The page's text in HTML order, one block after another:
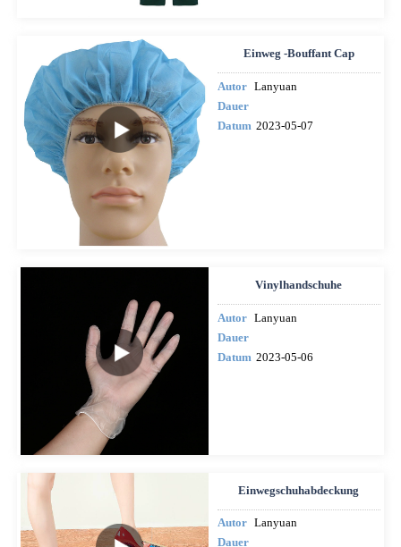
Einweg -Bouffant Cap
Autor Lanyuan
Dauer
Datum 2023-05-07
Vinylhandschuhe
Autor Lanyuan
Dauer
Datum 2023-05-06
Einwegschuhabdeckung
Autor Lanyuan
Dauer